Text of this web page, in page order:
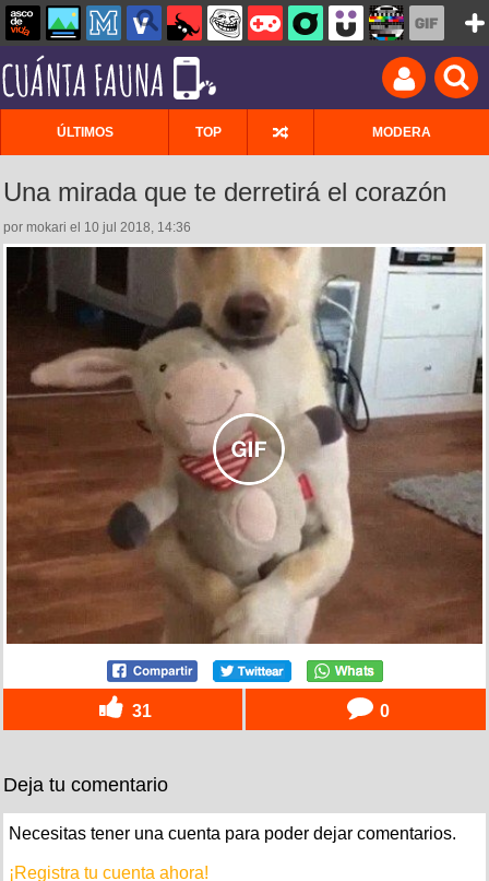
ÚLTIMOS TOP MODERA
Una mirada que te derretirá el corazón
por mokari el 10 jul 2018, 14:36
31 0
Deja tu comentario
Necesitas tener una cuenta para poder dejar comentarios.
¡Registra tu cuenta ahora!